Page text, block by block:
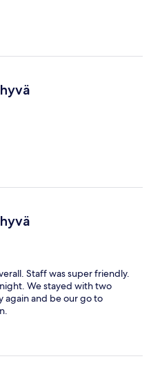
Staff was super friendly.
We stayed with two
again and be our go to